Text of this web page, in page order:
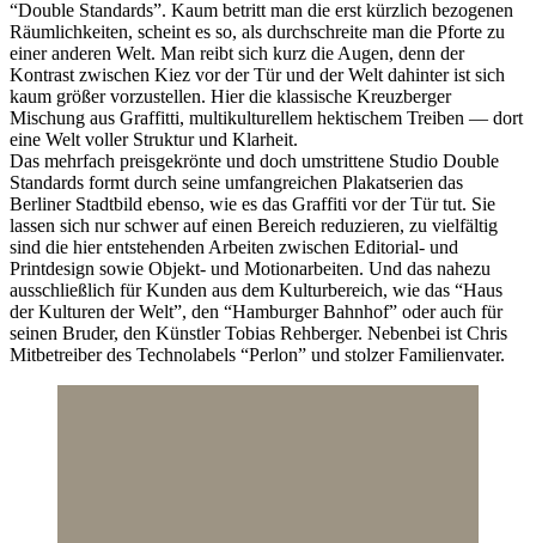
“Double Standards”. Kaum betritt man die erst kürzlich bezogenen
Räumlichkeiten, scheint es so, als durchschreite man die Pforte zu
einer anderen Welt. Man reibt sich kurz die Augen, denn der
Kontrast zwischen Kiez vor der Tür und der Welt dahinter ist sich
kaum größer vorzustellen. Hier die klassische Kreuzberger
Mischung aus Graffitti, multikulturellem hektischem Treiben — dort
eine Welt voller Struktur und Klarheit.
Das mehrfach preisgekrönte und doch umstrittene Studio Double
Standards formt durch seine umfangreichen Plakatserien das
Berliner Stadtbild ebenso, wie es das Graffiti vor der Tür tut. Sie
lassen sich nur schwer auf einen Bereich reduzieren, zu vielfältig
sind die hier entstehenden Arbeiten zwischen Editorial- und
Printdesign sowie Objekt- und Motionarbeiten. Und das nahezu
ausschließlich für Kunden aus dem Kulturbereich, wie das “Haus
der Kulturen der Welt”, den “Hamburger Bahnhof” oder auch für
seinen Bruder, den Künstler Tobias Rehberger. Nebenbei ist Chris
Mitbetreiber des Technolabels “Perlon” und stolzer Familienvater.